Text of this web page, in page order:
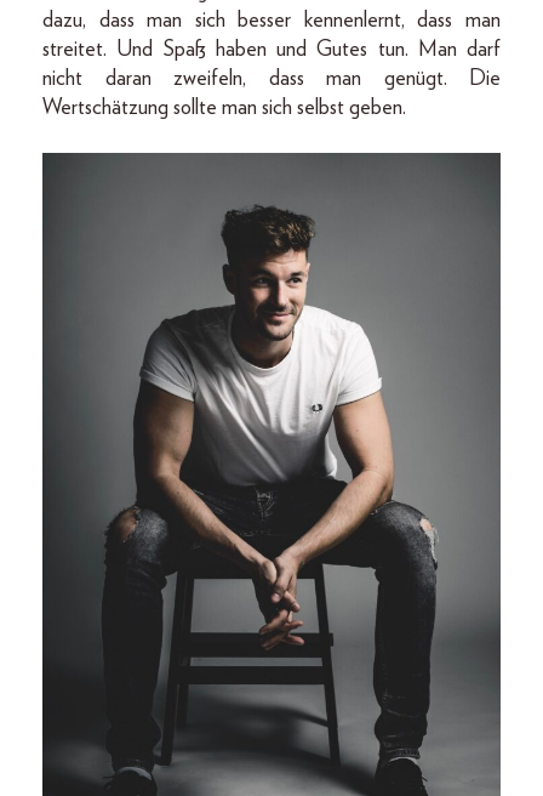
dazu, dass man sich besser kennenlernt, dass man
streitet. Und Spaß haben und Gutes tun. Man darf
nicht daran zweifeln, dass man genügt. Die
Wertschätzung sollte man sich selbst geben.